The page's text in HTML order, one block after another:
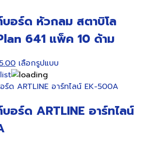
options
may
be
product
บอร์ด หัวกลม สตาบิโล
641 แพ็ค 10 ด้าม
Current
price
is:
เลือกรูปแบบ
has
variants.
บอร์ด ARTLINE อาร์ทไลน์